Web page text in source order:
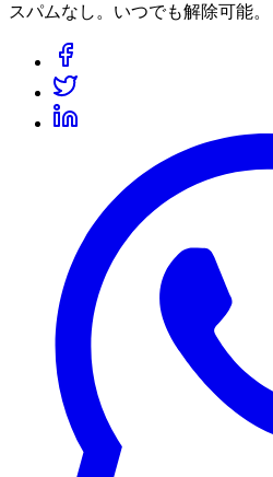
スパムなし。いつでも解除可能。